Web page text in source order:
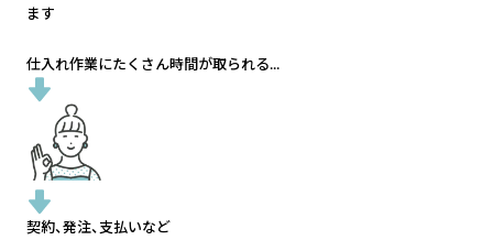
ます
仕入れ作業にたくさん時間が取られる...
契約、発注、支払いなど